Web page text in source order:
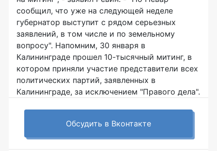
сообщил, что уже на следующей неделе
губернатор выступит с рядом серьезных
заявлений, в том числе и по земельному
вопросу". Напомним, 30 января в
Калининграде прошел 10-тысячный митинг, в
котором приняли участие представители всех
политических партий, заявленных в
Калининграде, за исключением "Правого дела".
Обсудить в Вконтакте